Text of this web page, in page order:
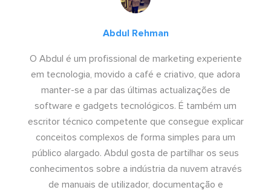
Abdul Rehman
O Abdul é um profissional de marketing experiente
em tecnologia, movido a café e criativo, que adora
manter-se a par das últimas actualizações de
software e gadgets tecnológicos. É também um
escritor técnico competente que consegue explicar
conceitos complexos de forma simples para um
público alargado. Abdul gosta de partilhar os seus
conhecimentos sobre a indústria da nuvem através
de manuais de utilizador, documentação e